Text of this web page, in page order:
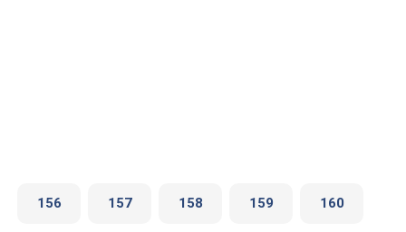
156 157 158 159 160